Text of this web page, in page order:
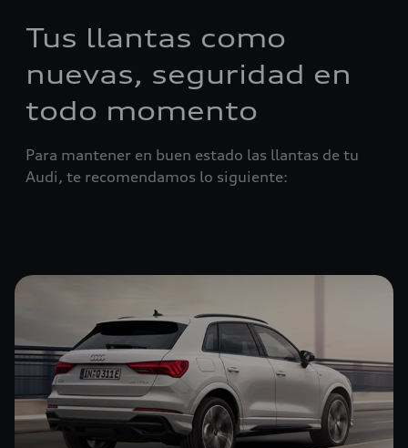
Tus llantas como
nuevas, seguridad en
todo momento
Para mantener en buen estado las llantas de tu
Audi, te recomendamos lo siguiente: